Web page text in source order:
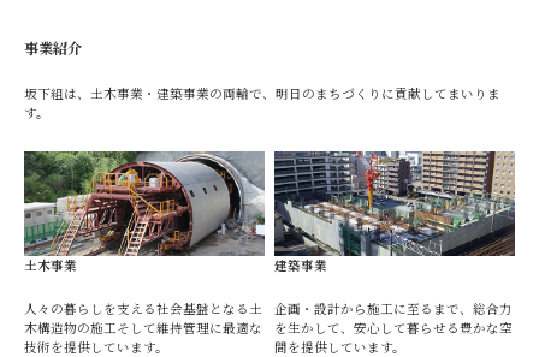
事業紹介
坂下組は、土木事業・建築事業の両輪で、明日のまちづくりに貢献してまいりま
す。
土木事業
人々の暮らしを支える社会基盤となる土
木構造物の施工そして維持管理に最適な
技術を提供しています。
建築事業
企画・設計から施工に至るまで、総合力
を生かして、安心して暮らせる豊かな空
間を提供しています。